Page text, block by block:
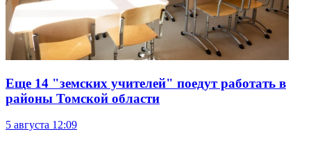
Еще 14 "земских учителей" поедут работать в
районы Томской области
5 августа 12:09